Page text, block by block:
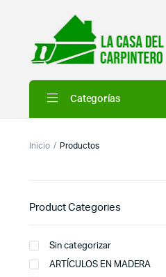
Categorías
Inicio Productos
Product Categories
Sin categorizar
ARTÍCULOS EN MADERA